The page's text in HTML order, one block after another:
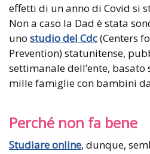
effetti di un anno di Covid si
Non a caso la Dad è stata
uno studio del Cdc(Centers
Prevention) statunitense,
settimanale dell’ente, basato
mille famiglie con bambini
Perché non fa bene
Studiare online, dunque,